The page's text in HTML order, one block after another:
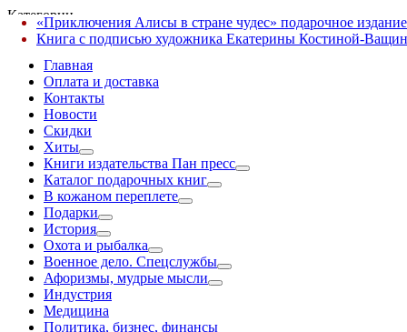
Категории
Главная
Оплата и доставка
Контакты
Новости
Скидки
Хиты
Книги издательства Пан пресс
Каталог подарочных книг
В кожаном переплете
Подарки
История
Охота и рыбалка
Военное дело. Спецслужбы
Афоризмы, мудрые мысли
Индустрия
Медицина
Политика, бизнес, финансы
«Приключения Алисы в стране чудес» подарочное издание
Книга с подписью художника Екатерины Костиной-